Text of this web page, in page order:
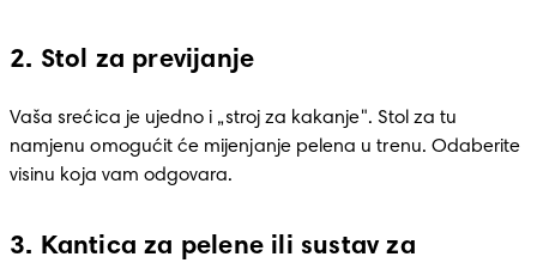
2. Stol za previjanje
Vaša srećica je ujedno i „stroj za kakanje". Stol za tu
namjenu omogućit će mijenjanje pelena u trenu. Odaberite
visinu koja vam odgovara.
3. Kantica za pelene ili sustav za